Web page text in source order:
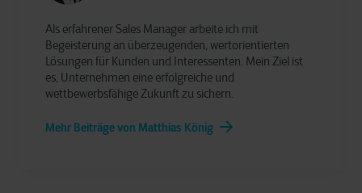
Als erfahrener Sales Manager arbeite ich mit
Begeisterung an überzeugenden, wertorientierten
Lösungen für Kunden und Interessenten. Mein Ziel ist
es, Unternehmen eine erfolgreiche und
wettbewerbsfähige Zukunft zu sichern.
Mehr Beiträge von Matthias König